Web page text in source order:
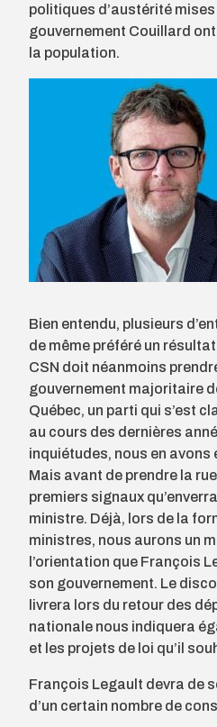
politiques d’austérité mises
gouvernement Couillard
la population.
Bien entendu, plusieurs
de même préféré un
CSN doit néanmoins
gouvernement majoritaire
Québec, un parti qui s’est
au cours des dernières
inquiétudes, nous en
Mais avant de prendre la
premiers signaux
ministre. Déjà, lors de la
ministres, nous aurons un
l’orientation que François
son gouvernement. Le
livrera lors du retour des
nationale nous indiquera
et les projets de loi qu’il
François Legault devra de
d’un certain nombre de